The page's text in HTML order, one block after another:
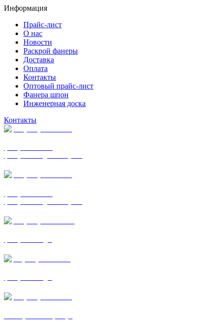
Информация
Прайс-лист
О нас
Новости
Раскрой фанеры
Доставка
Оплата
Контакты
Оптовый прайс-лист
Фанера шпон
Инженерная доска
Контакты